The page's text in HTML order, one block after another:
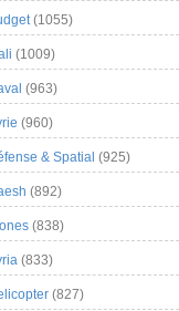
(1055)
(1009)
(963)
(960)
& Spatial (925)
(892)
(838)
(833)
(827)